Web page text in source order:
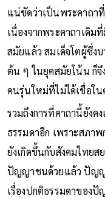
แน่ชัดว่าเป็นพระคาถา
เนื่องจากพระคาถาเดิม
สมัยแล้ว สมเด็จโตผู้ซึ่ง
ต้น ๆ ในยุคสมัยโน้น ก็จึ
คนรุ่นใหม่ที่ไม่ได้เชื่อใน
รวมถึงการที่คาถานี้ยังค
ธรรมดาอีก เพราะสภา
ยังเกิดขึ้นกับสังคมไทยส
ปัญญาชนด้วยแล้ว ปัญญ
เรื่องปกติธรรมดาของ